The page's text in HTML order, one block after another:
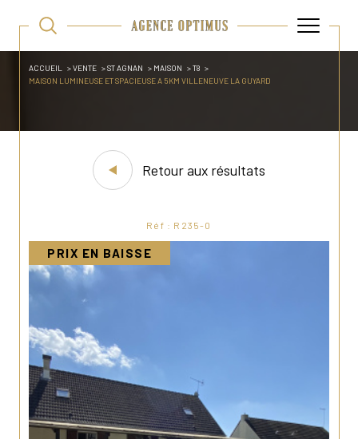
ACCUEIL VENTE ST AGNAN MAISON
T8
MAISON LUMINEUSE ET SPACIEUSE A 5KM VILLENEUVE LA GUYARD
Retour aux résultats
Réf : R235-0
PRIX EN BAISSE